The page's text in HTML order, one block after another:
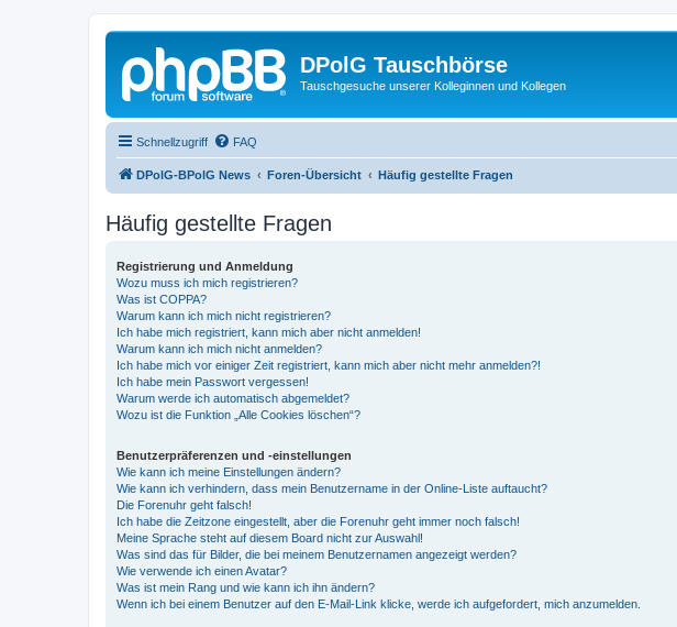
DPolG Tauschbörse
Tauschgesuche unserer Kolleginnen und Kollegen
Schnellzugriff FAQ
DPolG-BPolG News Foren-Übersicht Häufig gestellte Fragen
Häufig gestellte Fragen
Registrierung und Anmeldung
Wozu muss ich mich registrieren?
Was ist COPPA?
Warum kann ich mich nicht registrieren?
Ich habe mich registriert, kann mich aber nicht anmelden!
Warum kann ich mich nicht anmelden?
Ich habe mich vor einiger Zeit registriert, kann mich aber nicht mehr anmelden?!
Ich habe mein Passwort vergessen!
Warum werde ich automatisch abgemeldet?
Wozu ist die Funktion „Alle Cookies löschen“?
Benutzerpräferenzen und -einstellungen
Wie kann ich meine Einstellungen ändern?
Wie kann ich verhindern, dass mein Benutzername in der Online-Liste auftaucht?
Die Forenuhr geht falsch!
Ich habe die Zeitzone eingestellt, aber die Forenuhr geht immer noch falsch!
Meine Sprache steht auf diesem Board nicht zur Auswahl!
Was sind das für Bilder, die bei meinem Benutzernamen angezeigt werden?
Wie verwende ich einen Avatar?
Was ist mein Rang und wie kann ich ihn ändern?
Wenn ich bei einem Benutzer auf den E-Mail-Link klicke, werde ich aufgefordert, mich anzumelden.